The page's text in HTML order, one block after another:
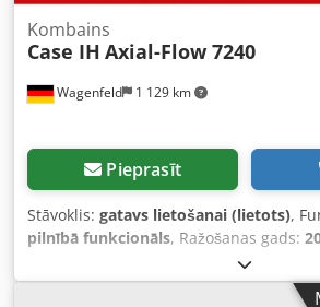
Wagenfeld 1 129 km
Kombains
Case IH Axial-Flow 7240
Pieprasīt
Stāvoklis: gatavs lietošanai (lietots),
pilnībā funkcionāls, Ražošanas gads:
366 kW (497,62
veids:dīzeļdegviela, maksimālais